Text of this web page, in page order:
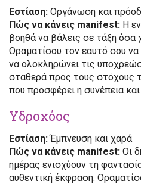
Εστίαση: Οργάνωση και
Πώς να κάνεις manifest: Η
βοηθά να βάλεις σε τάξη όσα
Οραματίσου τον εαυτό σου να
να ολοκληρώνει τις
σταθερά προς τους στόχους
που προσφέρει η συνέπεια
Υδροχόος
Εστίαση:Έμπνευση και χαρά
Πώς να κάνεις manifest: Οι
ημέρας ενισχύουν τη
αυθεντική έκφραση.